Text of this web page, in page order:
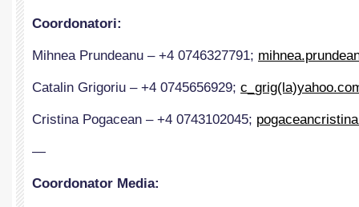
Coordonatori:
Mihnea Prundeanu – +4 0746327791;
Catalin Grigoriu – +4 0745656929;
Cristina Pogacean – +4 0743102045;
—
Coordonator Media: